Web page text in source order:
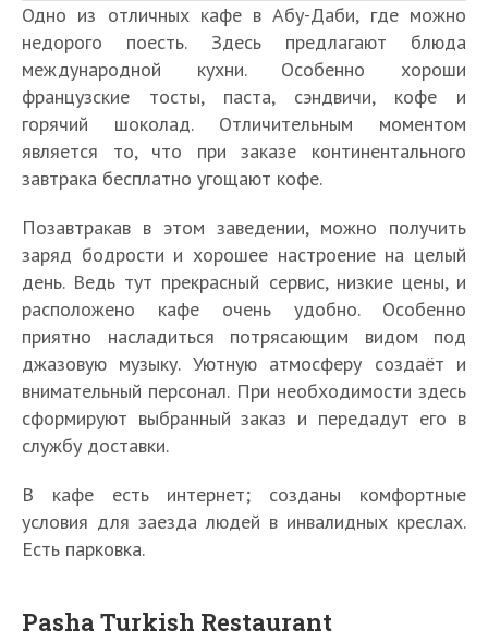
Одно из отличных кафе в Абу-Даби, где можно
недорого поесть. Здесь предлагают блюда
международной кухни. Особенно хороши
французские тосты, паста, сэндвичи, кофе и
горячий шоколад. Отличительным моментом
является то, что при заказе континентального
завтрака бесплатно угощают кофе.
Позавтракав в этом заведении, можно получить
заряд бодрости и хорошее настроение на целый
день. Ведь тут прекрасный сервис, низкие цены, и
расположено кафе очень удобно. Особенно
приятно насладиться потрясающим видом под
джазовую музыку. Уютную атмосферу создаёт и
внимательный персонал. При необходимости здесь
сформируют выбранный заказ и передадут его в
службу доставки.
В кафе есть интернет; созданы комфортные
условия для заезда людей в инвалидных креслах.
Есть парковка.
Pasha Turkish Restaurant